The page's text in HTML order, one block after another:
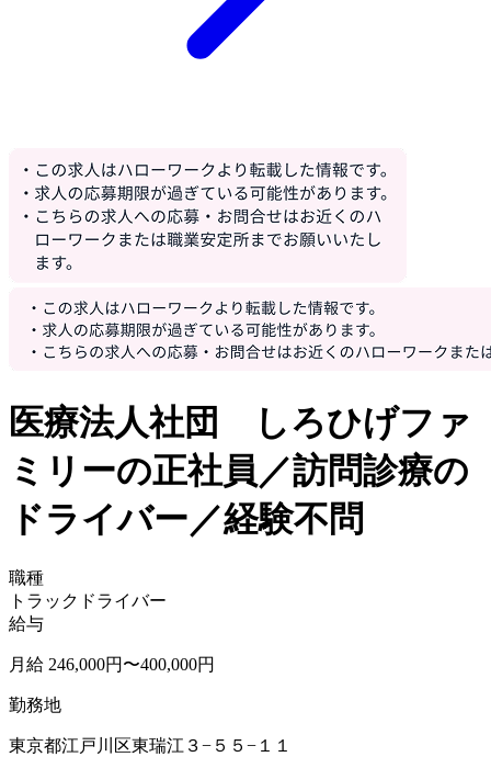
医療法人社団 しろひげファ
ミリーの正社員／訪問診療の
ドライバー／経験不問
職種
トラックドライバー
給与
月給 246,000円〜400,000円
勤務地
東京都江戸川区東瑞江３−５５−１１